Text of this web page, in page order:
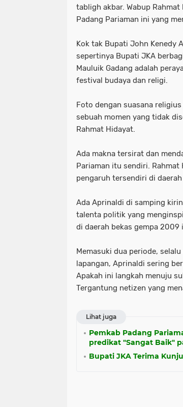
tabligh akbar. Wabup
Padang Pariaman ini yang
Kok tak Bupati John Kenedy
sepertinya Bupati JKA
Mauluik Gadang adalah
festival budaya dan religi.
Foto dengan suasana
sebuah momen yang tidak
Rahmat Hidayat.
Ada makna tersirat dan
Pariaman itu sendiri.
pengaruh tersendiri di
Ada Aprinaldi di samping
talenta politik yang
di daerah bekas gempa 2009
Memasuki dua periode,
lapangan, Aprinaldi sering
Apakah ini langkah menuju
Tergantung netizen yang
Lihat juga
Pemkab Padang
predikat "Sangat Baik"
Bupati JKA Terima